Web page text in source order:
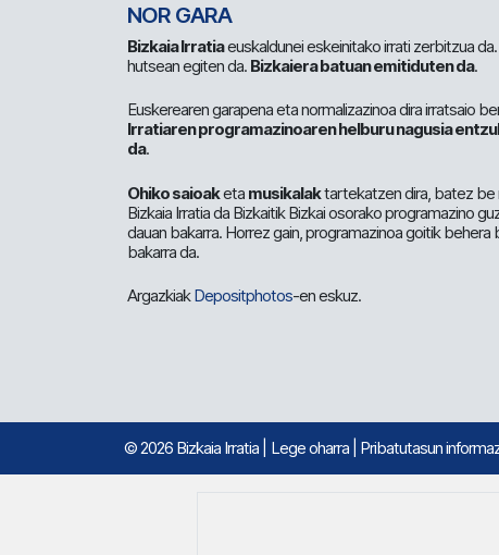
NOR GARA
Bizkaia Irratiaeuskaldunei eskeinitako irrati zerbitzua
hutsean egiten da. Bizkaiera batuan emitiduten da.
Euskerearen garapena eta normalizazinoa dira irratsaio
Irratiaren programazinoaren helburu nagusia
da.
Ohiko saioaketa musikalaktartekatzen dira, batez be
Bizkaia Irratia da Bizkaitik Bizkai osorako programazino
dauan bakarra. Horrez gain, programazinoa goitik behera
bakarra da.
ArgazkiakDepositphotos-en eskuz.
© 2026 Bizkaia Irratia Lege oharra Pribatutasun